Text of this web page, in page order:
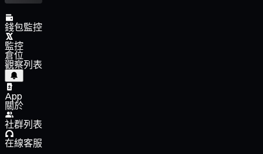
錢包監控
監控
倉位
觀察列表
App
關於
社群列表
在線客服